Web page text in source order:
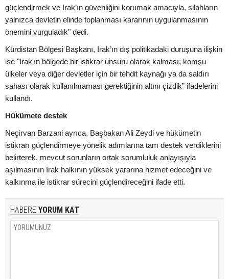
güçlendirmek ve Irak’ın güvenliğini korumak amacıyla, silahların
yalnızca devletin elinde toplanması kararının uygulanmasının
önemini vurguladık" dedi.
Kürdistan Bölgesi Başkanı, Irak’ın dış politikadaki duruşuna ilişkin
ise "Irak'ın bölgede bir istikrar unsuru olarak kalması; komşu
ülkeler veya diğer devletler için bir tehdit kaynağı ya da saldırı
sahası olarak kullanılmaması gerektiğinin altını çizdik” ifadelerini
kullandı.
Hükümete destek
Neçirvan Barzani ayrıca, Başbakan Ali Zeydi ve hükümetin
istikrarı güçlendirmeye yönelik adımlarına tam destek verdiklerini
belirterek, mevcut sorunların ortak sorumluluk anlayışıyla
aşılmasının Irak halkının yüksek yararına hizmet edeceğini ve
kalkınma ile istikrar sürecini güçlendireceğini ifade etti.
HABERE YORUM KAT